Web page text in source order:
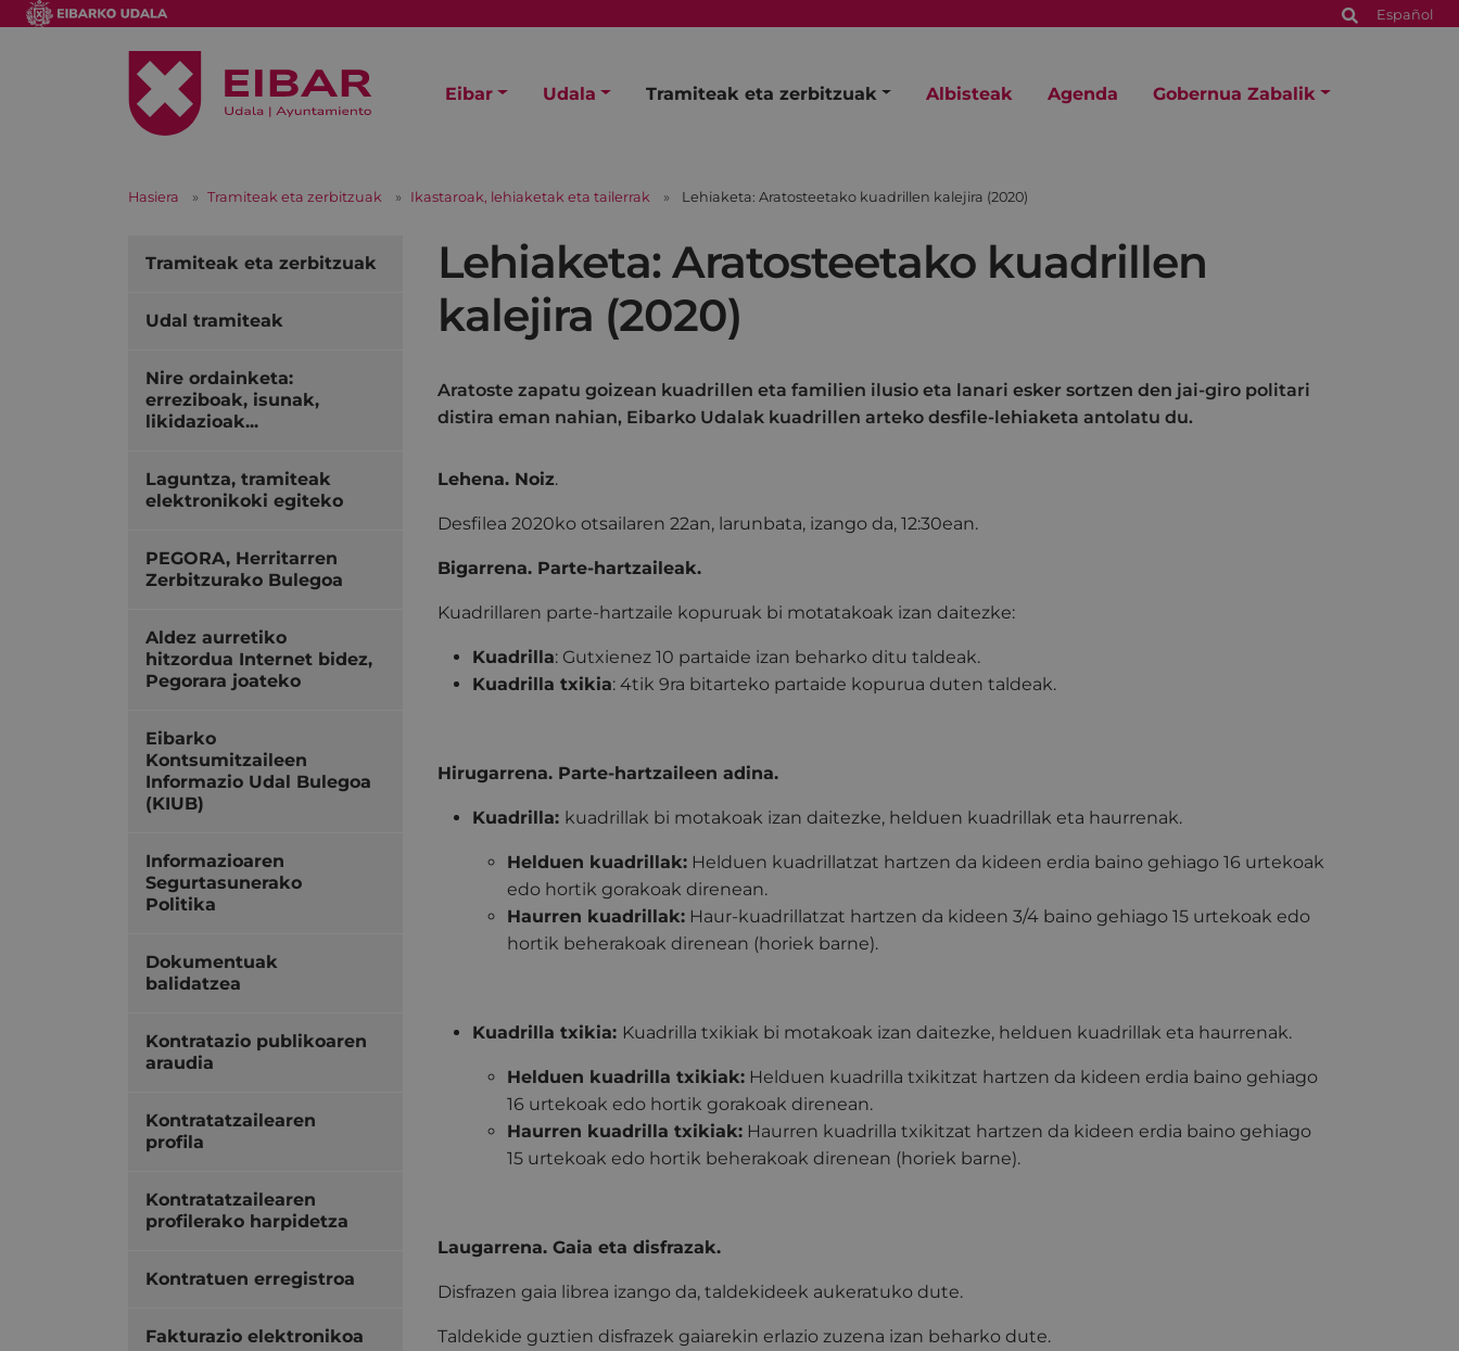
Español
Eibar Udala Tramiteak eta zerbitzuak Albisteak Agenda Gobernua Zabalik
Hasiera Tramiteak eta zerbitzuak Ikastaroak, lehiaketak eta tailerrak Lehiaketa: Aratosteetako kuadrillen kalejira (2020)
Lehiaketa: Aratosteetako kuadrillen
kalejira (2020)
Aratoste zapatu goizean kuadrillen eta familien ilusio eta lanari esker sortzen den jai-giro politari
distira eman nahian, Eibarko Udalak kuadrillen arteko desfile-lehiaketa antolatu du.
Lehena. Noiz.
Desfilea 2020ko otsailaren 22an, larunbata, izango da, 12:30ean.
Bigarrena. Parte-hartzaileak.
Kuadrillaren parte-hartzaile kopuruak bi motatakoak izan daitezke:
Kuadrilla: Gutxienez 10 partaide izan beharko ditu taldeak.
Kuadrilla txikia: 4tik 9ra bitarteko partaide kopurua duten taldeak.
Hirugarrena. Parte-hartzaileen adina.
Kuadrilla: kuadrillak bi motakoak izan daitezke, helduen kuadrillak eta haurrenak.
Helduen kuadrillak: Helduen kuadrillatzat hartzen da kideen erdia baino gehiago 16 urtekoak
edo hortik gorakoak direnean.
Haurren kuadrillak: Haur-kuadrillatzat hartzen da kideen 3/4 baino gehiago 15 urtekoak edo
hortik beherakoak direnean (horiek barne).
Kuadrilla txikia: Kuadrilla txikiak bi motakoak izan daitezke, helduen kuadrillak eta haurrenak.
Helduen kuadrilla txikiak: Helduen kuadrilla txikitzat hartzen da kideen erdia baino gehiago
16 urtekoak edo hortik gorakoak direnean.
Haurren kuadrilla txikiak: Haurren kuadrilla txikitzat hartzen da kideen erdia baino gehiago
15 urtekoak edo hortik beherakoak direnean (horiek barne).
Laugarrena. Gaia eta disfrazak.
Disfrazen gaia librea izango da, taldekideek aukeratuko dute.
Taldekide guztien disfrazek gaiarekin erlazio zuzena izan beharko dute.
Tramiteak eta zerbitzuak
Udal tramiteak
Nire ordainketa:
erreziboak, isunak,
likidazioak...
Laguntza, tramiteak
elektronikoki egiteko
PEGORA, Herritarren
Zerbitzurako Bulegoa
Aldez aurretiko
hitzordua Internet bidez,
Pegorara joateko
Eibarko
Kontsumitzaileen
Informazio Udal Bulegoa
(KIUB)
Informazioaren
Segurtasunerako
Politika
Dokumentuak
balidatzea
Kontratazio publikoaren
araudia
Kontratatzailearen
profila
Kontratatzailearen
profilerako harpidetza
Kontratuen erregistroa
Fakturazio elektronikoa